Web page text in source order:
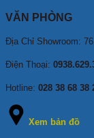
VĂN PHÒNG
Địa Chỉ Showroom:
Điện Thoại:
Hotline: 028 38 68 38
Xem bản đồ